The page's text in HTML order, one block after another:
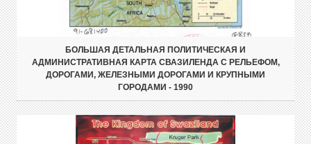
БОЛЬШАЯ ДЕТАЛЬНАЯ ПОЛИТИЧЕСКАЯ И
АДМИНИСТРАТИВНАЯ КАРТА СВАЗИЛЕНДА С РЕЛЬЕФОМ,
ДОРОГАМИ, ЖЕЛЕЗНЫМИ ДОРОГАМИ И КРУПНЫМИ
ГОРОДАМИ - 1990